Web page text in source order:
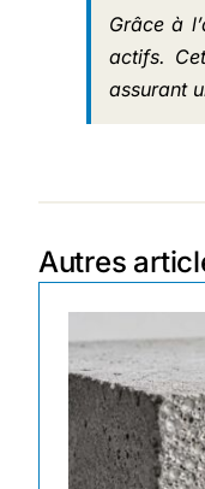
Grâce à
actifs.
assurant
Autres